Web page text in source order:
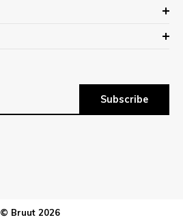
Subscribe
© Bruut 2026